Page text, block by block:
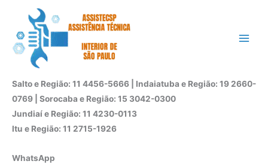
conteúdo
Salto e Região: 11 4456-5666 | Indaiatuba e Região: 19 2660-
0769 | Sorocaba e Região: 15 3042-0300
Jundiaí e Região: 11 4230-0113
Itu e Região: 11 2715-1926
WhatsApp